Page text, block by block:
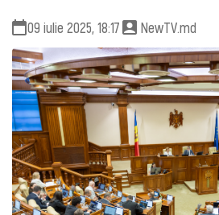
09 iulie 2025, 18:17 NewTV.md